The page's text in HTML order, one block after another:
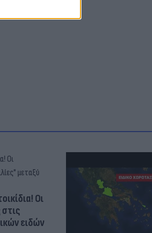
Οι
ειδών